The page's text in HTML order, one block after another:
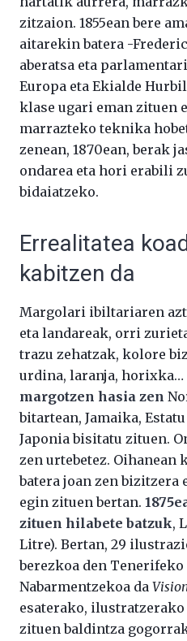
zitzaion. 1855ean bere
aitarekin batera -
aberatsa eta
Europa eta Ekialde
klase ugari eman zituen
marrazteko teknika
zenean, 1870ean, berak
ondarea eta hori erabili
bidaiatzeko.
Errealitatea
kabitzen da
Margolari ibiltariaren
eta landareak, orri
trazu zehatzak, kolore
urdina, laranja, horixka…
margotzen hasia zen
bitartean, Jamaika,
Japonia bisitatu zituen.
zen urtebetez. Oihanean
batera joan zen bizitzera
egin zituen bertan.
zituen hilabete batzuk,
Litre). Bertan, 29
berezkoa den
Nabarmentzekoa da
esaterako,
zituen baldintza